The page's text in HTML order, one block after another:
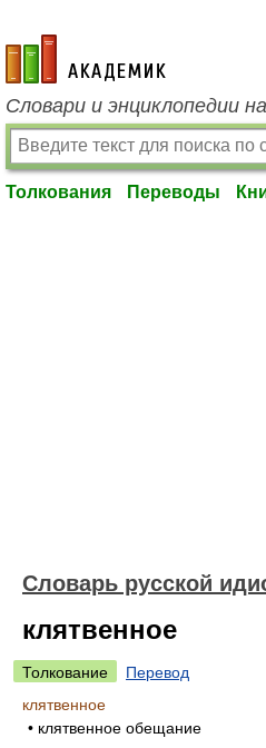
academic.ru
Словари и энциклопедии
Толкования Переводы
Словарь русской
клятвенное
Толкование
Перевод
клятвенное
• клятвенное обещание